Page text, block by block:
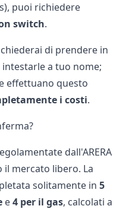
puoi richiedere
switch.
di prendere in
a tuo nome;
effettuano questo
i costi.
dall'ARERA
mercato libero. La
solitamente in 5
e4 per il gas, calcolati a